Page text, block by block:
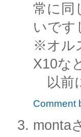
常に同
いです
※オル
X10な
以前
Comment
monta